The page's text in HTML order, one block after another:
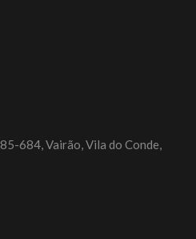
684, Vairão, Vila do Conde,